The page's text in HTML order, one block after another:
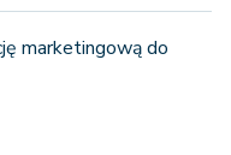
marketingową do